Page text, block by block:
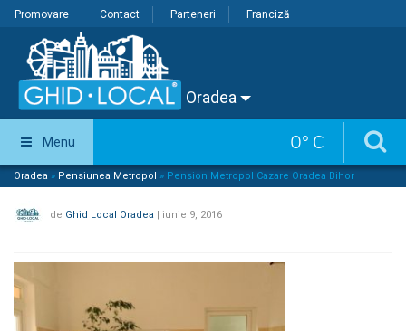
Promovare Contact Parteneri Franciză
Oradea
0° C
Menu
Oradea » Pensiunea Metropol » Pension Metropol Cazare Oradea Bihor
de Ghid Local Oradea | iunie 9, 2016